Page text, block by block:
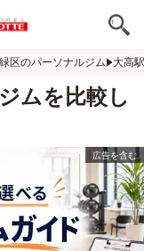
区のパーソナルジム 大高
ムを比較し